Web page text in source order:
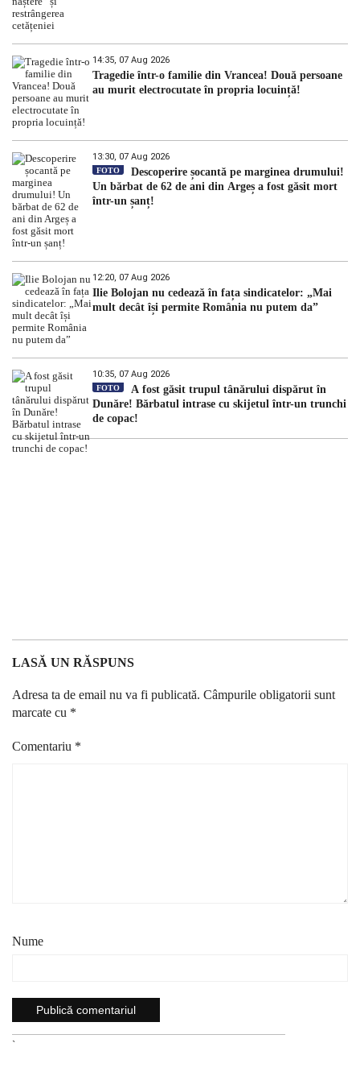
14:35, 07 Aug 2026
Tragedie într-o familie din Vrancea! Două persoane
au murit electrocutate în propria locuință!
13:30, 07 Aug 2026
FOTO
Descoperire șocantă pe marginea drumului!
Un bărbat de 62 de ani din Argeș a fost găsit mort
într-un șanț!
12:20, 07 Aug 2026
Ilie Bolojan nu cedează în fața sindicatelor: „Mai
mult decât își permite România nu putem da”
10:35, 07 Aug 2026
FOTO
A fost găsit trupul tânărului dispărut în
Dunăre! Bărbatul intrase cu skijetul într-un trunchi
de copac!
LASĂ UN RĂSPUNS
Adresa ta de email nu va fi publicată. Câmpurile obligatorii sunt
marcate cu *
Comentariu *
Nume
`